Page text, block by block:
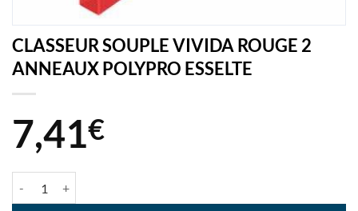
CLASSEUR SOUPLE VIVIDA ROUGE 2
ANNEAUX POLYPRO ESSELTE
7,41€